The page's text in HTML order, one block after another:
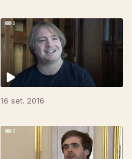
16 set. 2016